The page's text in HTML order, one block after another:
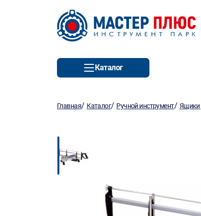
Каталог
Главная/ Каталог/ Ручной инструмент/ Ящики